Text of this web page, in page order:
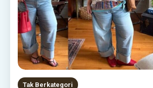
Tak Berkategori